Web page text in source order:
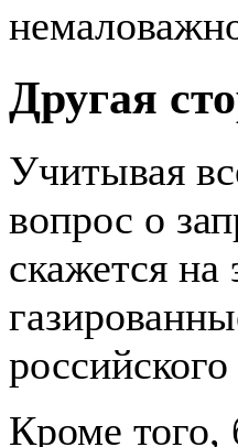
Другая
Учитывая
вопрос о
скажется
Кроме того,